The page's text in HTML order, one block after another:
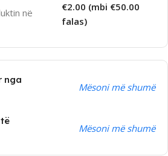
në
€2.00 (mbi €50.00
falas)
nga
Mësoni më shumë
Mësoni më shumë